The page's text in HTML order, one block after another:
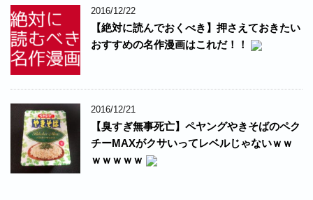
2016/12/22
【絶対に読んでおくべき】押さえておきたい
おすすめの名作漫画はこれだ！！
2016/12/21
【臭すぎ無事死亡】ペヤングやきそばのペク
チーMAXがクサいってレベルじゃないｗｗ
ｗｗｗｗｗ